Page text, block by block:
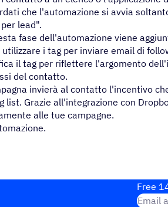
che l'automazione si avvia
lead".
fase dell'automazione viene
i tag per inviare email di
il tag per riflettere l'argomento
del contatto.
invierà al contatto l'incentivo
list. Grazie all'integrazione con
alle tue campagne.
Free
Email